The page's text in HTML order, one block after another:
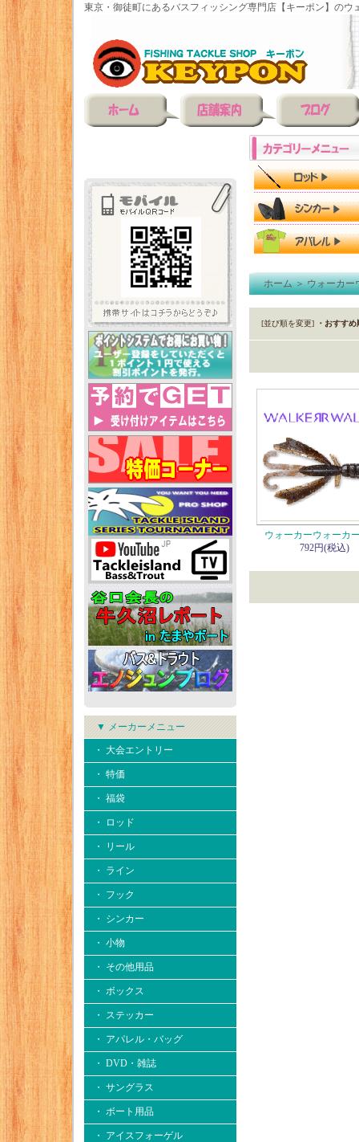
東京・御徒町にあるバスフィッシング専門店【キーポン】のウ
▼ メーカーメニュー
・ 大会エントリー
・ 特価
・ 福袋
・ ロッド
・ リール
・ ライン
・ フック
・ シンカー
・ 小物
・ その他用品
・ ボックス
・ ステッカー
・ アパレル・バッグ
・ DVD・雑誌
・ サングラス
・ ボート用品
・ アイスフォーゲル
ホーム＞ウォーカー
[並び順を変更] ・おすすめ
ウォーカーウォーカ
792円(税込)